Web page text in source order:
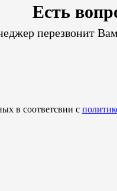
Есть
перезвонит
в соответсвии с